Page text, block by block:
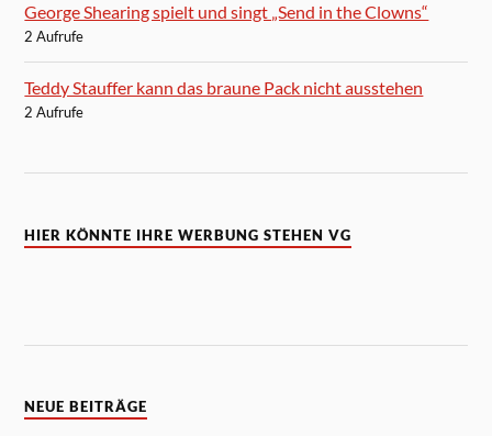
George Shearing spielt und singt „Send in the Clowns“
2 Aufrufe
Teddy Stauffer kann das braune Pack nicht ausstehen
2 Aufrufe
HIER KÖNNTE IHRE WERBUNG STEHEN VG
NEUE BEITRÄGE